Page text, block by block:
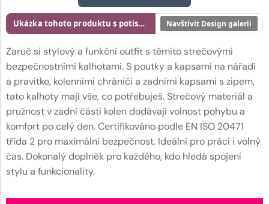
Zaruč si stylový a funkční outfit s těmito strečovými
bezpečnostními kalhotami. S poutky a kapsami na nářadí
a pravítko, kolenními chrániči a zadními kapsami s zipem,
tato kalhoty mají vše, co potřebuješ. Strečový materiál a
pružnost v zadní části kolen dodávají volnost pohybu a
komfort po celý den. Certifikováno podle EN ISO 20471
třída 2 pro maximální bezpečnost. Ideální pro práci i volný
čas. Dokonalý doplněk pro každého, kdo hledá spojení
stylu a funkcionality.
Ukázka tohoto produktu s potiskem Navštívit Design galerii